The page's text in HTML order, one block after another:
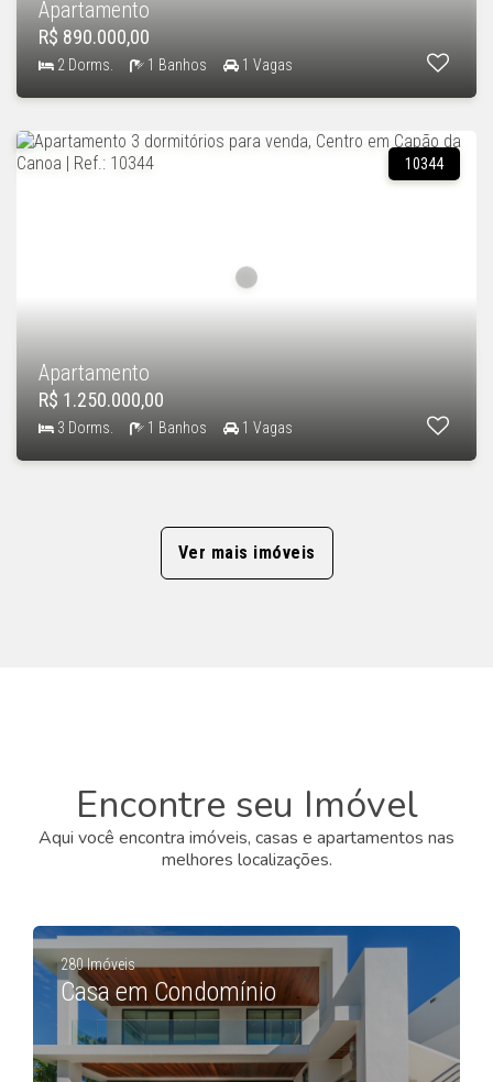
Apartamento
R$ 890.000,00
2 Dorms. 1 Banhos 1 Vagas
10344
Apartamento
R$ 1.250.000,00
3 Dorms. 1 Banhos 1 Vagas
Ver mais imóveis
Encontre seu Imóvel
Aqui você encontra imóveis, casas e apartamentos nas
melhores localizações.
280 Imóveis
Casa em Condomínio